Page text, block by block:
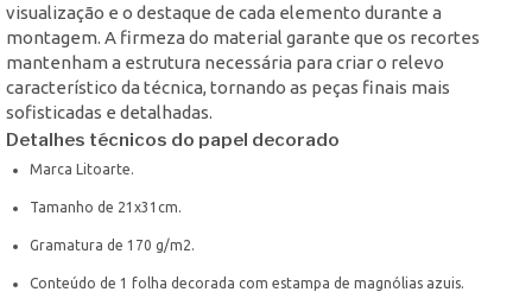
visualização e o destaque de cada elemento durante a
montagem. A firmeza do material garante que os recortes
mantenham a estrutura necessária para criar o relevo
característico da técnica, tornando as peças finais mais
sofisticadas e detalhadas.
Detalhes técnicos do papel decorado
Marca Litoarte.
Tamanho de 21x31cm.
Gramatura de 170 g/m2.
Conteúdo de 1 folha decorada com estampa de magnólias azuis.